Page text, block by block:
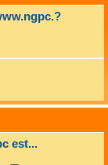
h
est...